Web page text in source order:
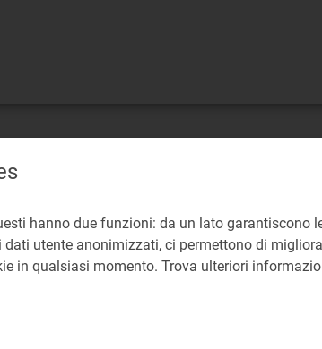
sulla rete di trasmissione
gestire e leggere i contatori e per
hanno due funzioni: da un lato garantiscono
utente anonimizzati, ci permettono di
in qualsiasi momento. Trova ulteriori